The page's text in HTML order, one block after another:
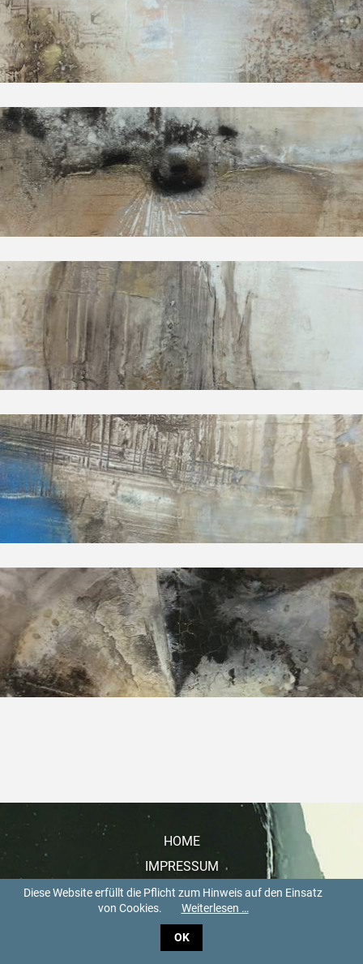
NAVIGATION
ÜBERSPRINGEN
HOME
IMPRESSUM
DATENSCHUTZ
KONTAKT
Diese Website erfüllt die Pflicht zum Hinweis auf den Einsatz
von Cookies.
Weiterlesen …
OK